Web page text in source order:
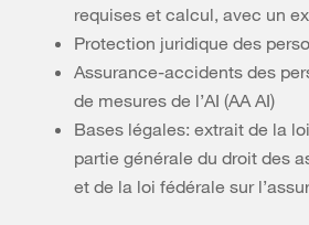
requises et calcul, avec un
Protection juridique des
Assurance-accidents des
de mesures de l’AI (AA AI)
Bases légales: extrait de la
partie générale du droit des
et de la loi fédérale sur